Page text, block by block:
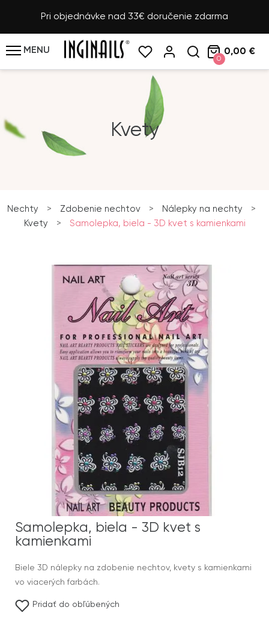
Pri objednávke nad 33€ doručenie zdarma
MENU
0
0,00 €
Kvety
Nechty > Zdobenie nechtov > Nálepky na nechty
>
Kvety
> Samolepka, biela - 3D kvet s kamienkami
Samolepka, biela - 3D kvet s
kamienkami
Biele 3D nálepky na zdobenie nechtov, kvety s kamienkami
vo viacerých farbách.
Pridať do obľúbených